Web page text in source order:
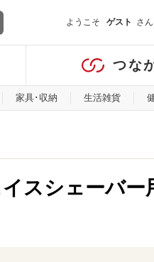
ようこそ ゲスト さん
つな
家具･収納 生活雑貨
スシェーバー